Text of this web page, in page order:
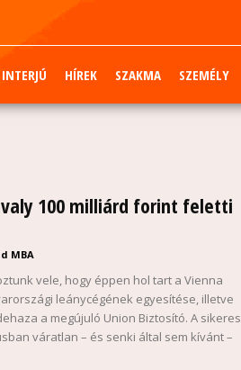
INTERJÚ HÍREK SZAKMA SZEMÉLY
100 milliárd forint feletti
MBA
vele, hogy éppen hol tart a Vienna
leánycégének egyesítése, illetve
a megújuló Union Biztosító. A sikeres
váratlan – és senki által sem kívánt –